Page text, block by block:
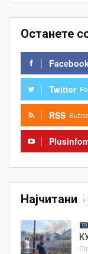
Останете
Twitter
RSS
Најчитани